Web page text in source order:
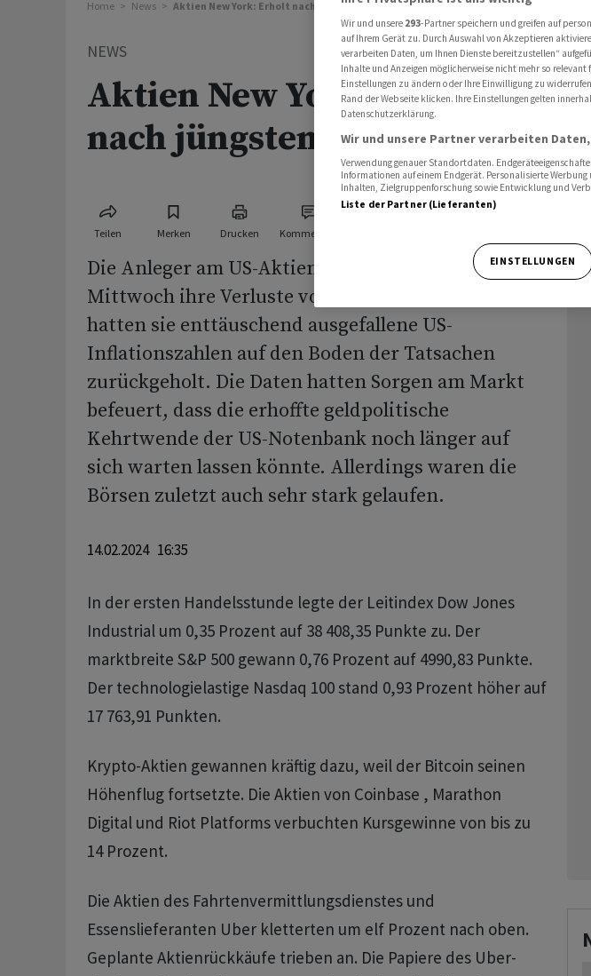
Home News Aktien New York: Erholt nach jüngstem Rücksetzer
NEWS
Aktien New York: Erholt
nach jüngstem Rücksetzer
Teilen Merken Drucken Kommentare
Die Anleger am US-Aktienmarkt verdauen am
Mittwoch ihre Verluste vom Vortag. Am Dienstag
hatten sie enttäuschend ausgefallene US-
Inflationszahlen auf den Boden der Tatsachen
zurückgeholt. Die Daten hatten Sorgen am Markt
befeuert, dass die erhoffte geldpolitische
Kehrtwende der US-Notenbank noch länger auf
sich warten lassen könnte. Allerdings waren die
Börsen zuletzt auch sehr stark gelaufen.
14.02.2024 16:35
In der ersten Handelsstunde legte der Leitindex Dow Jones
Industrial um 0,35 Prozent auf 38 408,35 Punkte zu. Der
marktbreite S&P 500 gewann 0,76 Prozent auf 4990,83 Punkte.
Der technologielastige Nasdaq 100 stand 0,93 Prozent höher auf
17 763,91 Punkten.
Krypto-Aktien gewannen kräftig dazu, weil der Bitcoin seinen
Höhenflug fortsetzte. Die Aktien von Coinbase , Marathon
Digital und Riot Platforms verbuchten Kursgewinne von bis zu
14 Prozent.
Die Aktien des Fahrtenvermittlungsdienstes und
Essenslieferanten Uber kletterten um elf Prozent nach oben.
Geplante Aktienrückkäufe trieben an. Die Papiere des Uber-
Wir und unsere 293-Partner speichern und greifen auf
auf Ihrem Gerät zu. Durch Auswahl von Akzeptieren
verarbeiten Daten, um Ihnen Dienste bereitzustellen“
Inhalte und Anzeigen möglicherweise nicht mehr so
Einstellungen zu ändern oder Ihre Einwilligung zu
Rand der Webseite klicken. Ihre Einstellungen gelten
Datenschutzerklärung.
Wir und unsere Partner verarbeiten
Verwendung genauer Standortdaten.
Informationen auf einem Endgerät. Personalisierte
Inhalten, Zielgruppenforschung sowie Entwicklung und
Liste der Partner (Lieferanten)
EINSTELLUNGEN